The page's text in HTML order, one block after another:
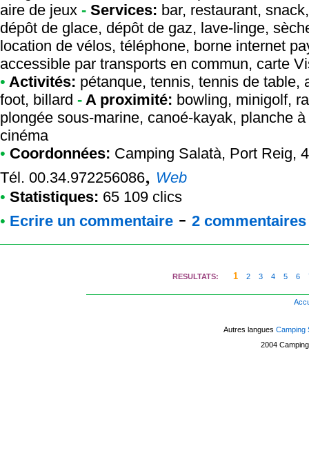
aire de jeux - Services: bar, restaurant,
dépôt de glace, dépôt de gaz, lave-linge,
location de vélos, téléphone, borne internet
accessible par transports en commun, carte
• Activités: pétanque, tennis, tennis de table,
foot, billard - A proximité: bowling, minigolf,
plongée sous-marine, canoé-kayak, planche
cinéma
• Coordonnées: Camping Salatà, Port Reig,
Tél. 00.34.972256086, Web
• Statistiques: 65 109 clics
• Ecrire un commentaire - 2
RESULTATS: 1 2 3 4 5 6
Autres langues Camping
2004